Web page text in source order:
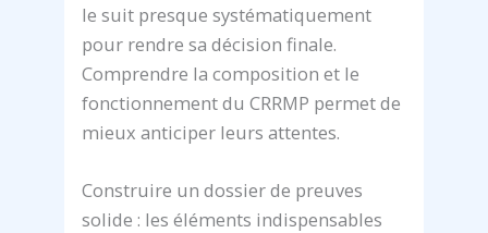
le suit presque systématiquement
pour rendre sa décision finale.
Comprendre la composition et le
fonctionnement du CRRMP permet de
mieux anticiper leurs attentes.
Construire un dossier de preuves
solide : les éléments indispensables